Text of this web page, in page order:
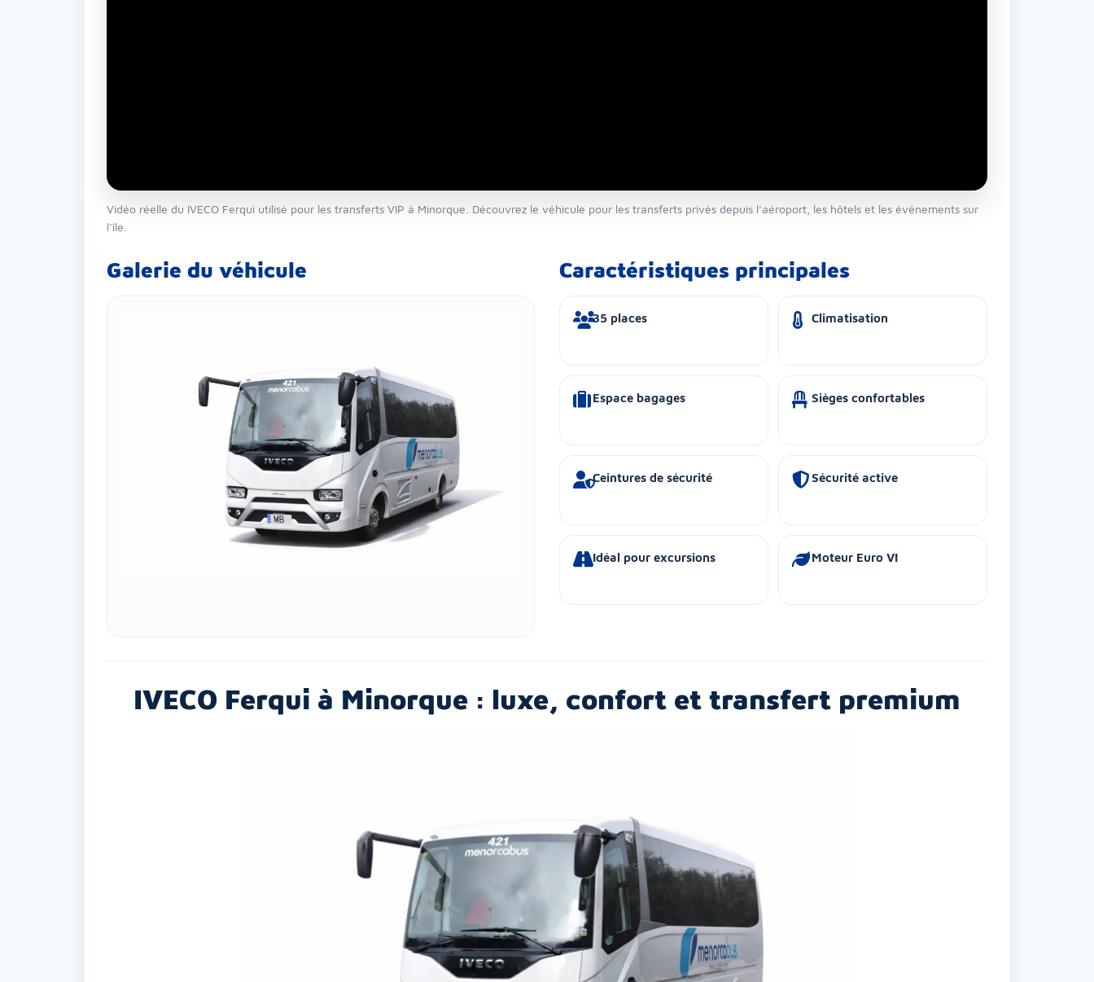
Vidéo réelle du IVECO Ferqui utilisé pour les transferts VIP à Minorque. Découvrez le véhicule pour les transferts privés depuis l’aéroport, les hôtels et les événements sur
l’île.
Galerie du véhicule Caractéristiques principales
35 places Climatisation
Espace bagages Sièges confortables
Ceintures de sécurité Sécurité active
Idéal pour excursions Moteur Euro VI
IVECO Ferqui à Minorque : luxe, confort et transfert premium